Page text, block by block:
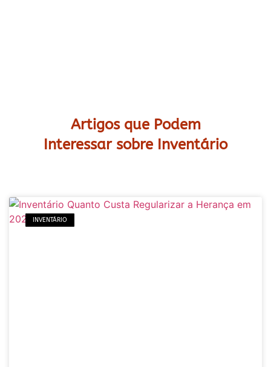
Artigos que Podem
Interessar sobre Inventário
INVENTÁRIO